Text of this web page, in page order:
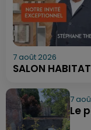
7 août 2026
SALON
7
Le